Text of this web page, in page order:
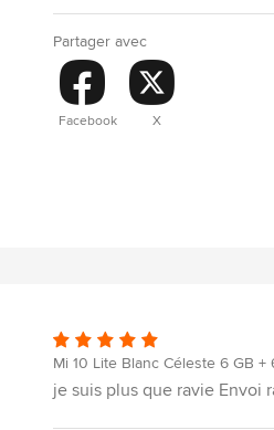
Partager avec
Facebook X
Mi 10 Lite Blanc Céleste 6 GB +
je suis plus que ravie Envoi